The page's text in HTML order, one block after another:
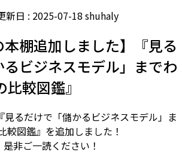
新日 : 2025-07-18 shuhaly
本棚追加しました】『見る
ビジネスモデル」までわ
較図鑑』
見るだけで「儲かるビジネスモデル」ま
較図鑑』を追加しました！
是非ご一読ください！